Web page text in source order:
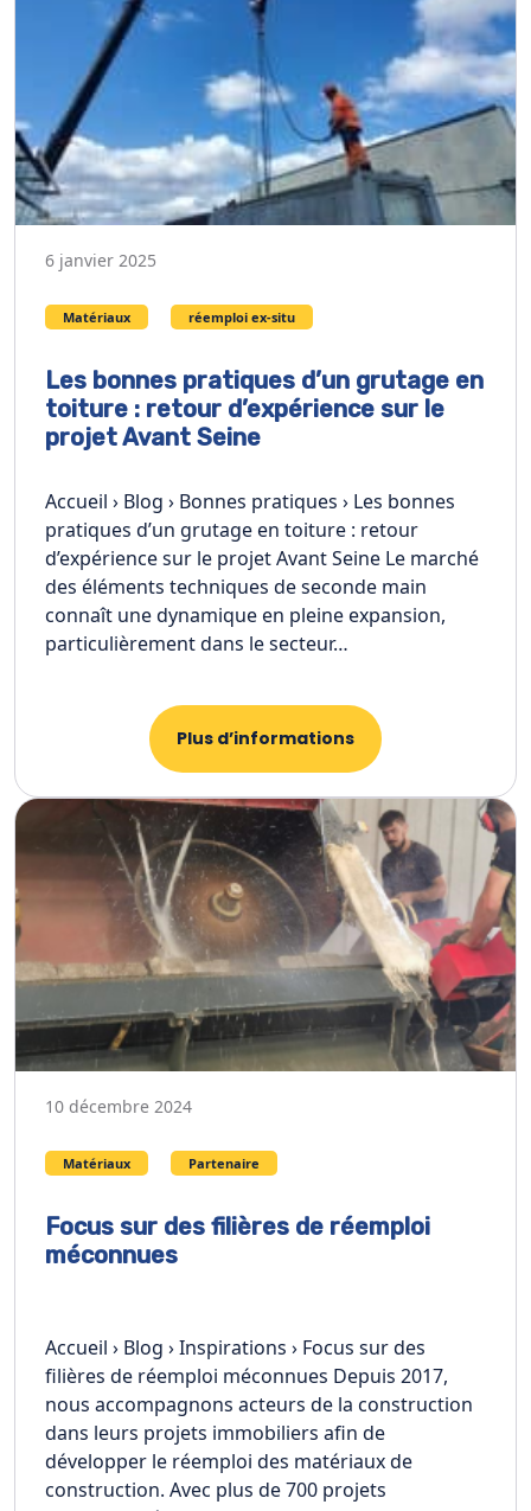
6 janvier 2025
Matériaux réemploi ex-situ
Les bonnes pratiques d’un grutage en
toiture : retour d’expérience sur le
projet Avant Seine
Accueil › Blog › Bonnes pratiques › Les bonnes
pratiques d’un grutage en toiture : retour
d’expérience sur le projet Avant Seine Le marché
des éléments techniques de seconde main
connaît une dynamique en pleine expansion,
particulièrement dans le secteur…
Plus d’informations
10 décembre 2024
Matériaux Partenaire
Focus sur des filières de réemploi
méconnues
Accueil › Blog › Inspirations › Focus sur des
filières de réemploi méconnues Depuis 2017,
nous accompagnons acteurs de la construction
dans leurs projets immobiliers afin de
développer le réemploi des matériaux de
construction. Avec plus de 700 projets